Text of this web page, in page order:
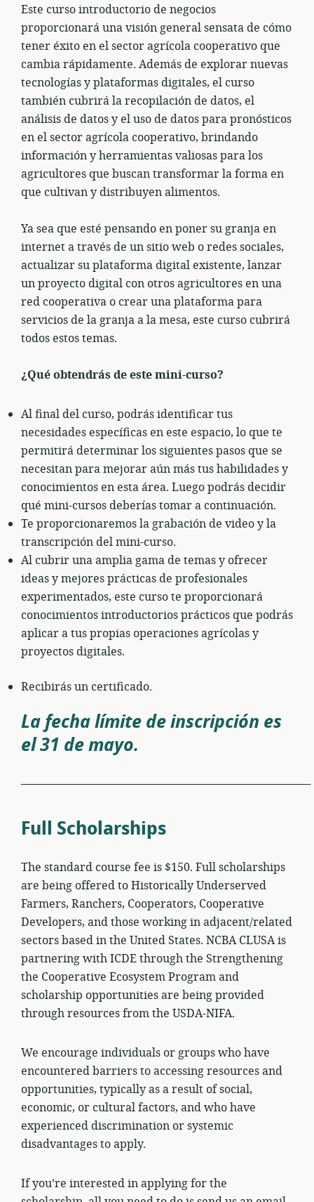
Este curso introductorio de negocios
proporcionará una visión general sensata de cómo
tener éxito en el sector agrícola cooperativo que
cambia rápidamente. Además de explorar nuevas
tecnologías y plataformas digitales, el curso
también cubrirá la recopilación de datos, el
análisis de datos y el uso de datos para pronósticos
en el sector agrícola cooperativo, brindando
información y herramientas valiosas para los
agricultores que buscan transformar la forma en
que cultivan y distribuyen alimentos.
Ya sea que esté pensando en poner su granja en
internet a través de un sitio web o redes sociales,
actualizar su plataforma digital existente, lanzar
un proyecto digital con otros agricultores en una
red cooperativa o crear una plataforma para
servicios de la granja a la mesa, este curso cubrirá
todos estos temas.
¿Qué obtendrás de este mini-curso?
Al final del curso, podrás identificar tus
necesidades específicas en este espacio, lo que te
permitirá determinar los siguientes pasos que se
necesitan para mejorar aún más tus habilidades y
conocimientos en esta área. Luego podrás decidir
qué mini-cursos deberías tomar a continuación.
Te proporcionaremos la grabación de video y la
transcripción del mini-curso.
Al cubrir una amplia gama de temas y ofrecer
ideas y mejores prácticas de profesionales
experimentados, este curso te proporcionará
conocimientos introductorios prácticos que podrás
aplicar a tus propias operaciones agrícolas y
proyectos digitales.
Recibirás un certificado.
La fecha límite de inscripción es
el 31 de mayo.
Full Scholarships
The standard course fee is $150. Full scholarships
are being offered to Historically Underserved
Farmers, Ranchers, Cooperators, Cooperative
Developers, and those working in adjacent/related
sectors based in the United States. NCBA CLUSA is
partnering with ICDE through the Strengthening
the Cooperative Ecosystem Program and
scholarship opportunities are being provided
through resources from the USDA-NIFA.
We encourage individuals or groups who have
encountered barriers to accessing resources and
opportunities, typically as a result of social,
economic, or cultural factors, and who have
experienced discrimination or systemic
disadvantages to apply.
If you’re interested in applying for the